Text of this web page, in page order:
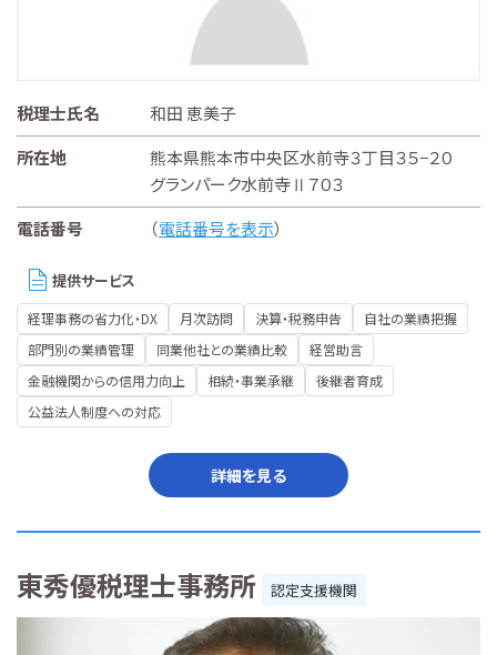
税理士氏名
和田 恵美子
所在地
熊本県熊本市中央区水前寺３丁目３５−２０
グランパーク水前寺Ⅱ７０３
電話番号
（電話番号を表示）
提供サービス
経理事務の省力化・DX 月次訪問 決算・税務申告
自社の業績把握
部門別の業績管理
同業他社との業績比較
経営助言
金融機関からの信用力向上
相続・事業承継
後継者育成
公益法人制度への対応
詳細を見る
東秀優税理士事務所 認定支援機関